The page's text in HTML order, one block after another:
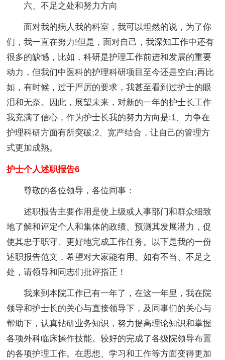
六、不足之处和努力方向
面对我的病人我的科室，我可以坦然的说，为了你
们，我一直在努力!但是，面对自己，我深知工作中还有
很多的缺憾，比如，科研是护理工作前进和发展的重要
动力，但我们中医科的护理科研项目至今还是空白;再比
如，有时候，过于严厉的要求，我甚至看到过护士的眼
泪和无奈。因此，展望未来，对新的一年的护士长工作
我充满了信心，作为护士长我的努力方向是:1、力争在
护理科研方面有所突破;2、宽严结合，让自己的管理方
式更加成熟。
护士个人述职报告6
尊敬的各位领导，各位同事：
述职报告主要作用是使上级或人事部门和群众细致
地了解和评定个人和集体的政绩、预测其发展潜力，促
使其忠于职守、更好地完成工作任务。以下是我的一份
述职报告范文，希望对大家能有用。如有不当、不足之
处，请领导和同志们批评指正！
我来到本院工作已有一年了，在这一年里，我在院
领导和护士长的关心与直接领导下，及同事们的关心与
帮助下，认真钻研业务知识，努力提高理论知识和掌握
各项外科临床操作技能。较好的完成了各级院领导布置
的各项护理工作。在思想、学习和工作等方面变得更加